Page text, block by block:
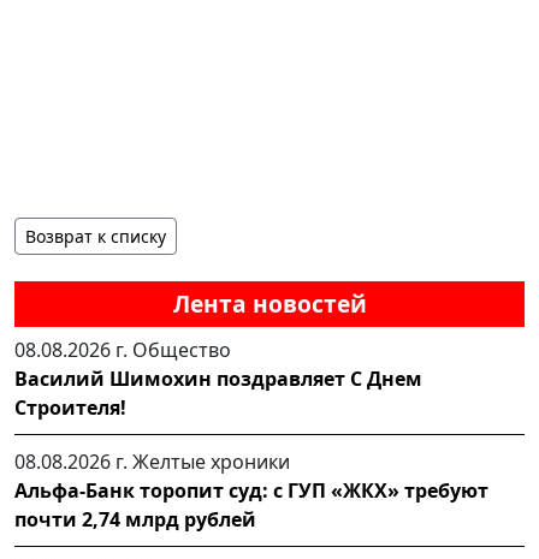
Лента новостей
08.08.2026 г. Общество
Василий Шимохин поздравляет С Днем
Строителя!
08.08.2026 г. Желтые хроники
Альфа-Банк торопит суд: с ГУП «ЖКХ» требуют
почти 2,74 млрд рублей
Возврат к списку